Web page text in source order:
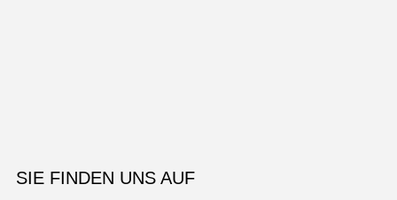
SIE FINDEN UNS AUF